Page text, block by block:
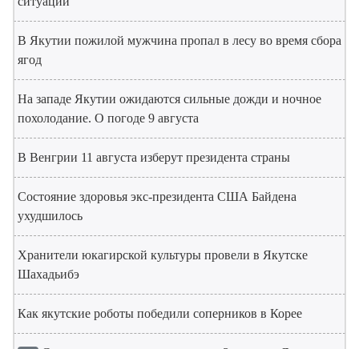
В Якутии пожилой мужчина пропал в лесу во время сбора
ягод
На западе Якутии ожидаются сильные дожди и ночное
похолодание. О погоде 9 августа
В Венгрии 11 августа изберут президента страны
Состояние здоровья экс-президента США Байдена
ухудшилось
Хранители юкагирской культуры провели в Якутске
Шахадьибэ
Как якутские роботы победили соперников в Корее